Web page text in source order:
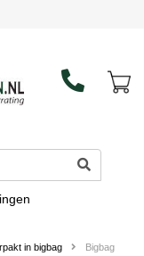
in bigbag Bigbag